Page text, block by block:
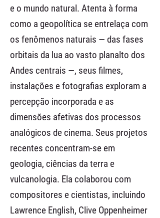
e o mundo natural. Atenta à forma
como a geopolítica se entrelaça com
os fenômenos naturais — das fases
orbitais da lua ao vasto planalto dos
Andes centrais —, seus filmes,
instalações e fotografias exploram a
percepção incorporada e as
dimensões afetivas dos processos
analógicos de cinema. Seus projetos
recentes concentram-se em
geologia, ciências da terra e
vulcanologia. Ela colaborou com
compositores e cientistas, incluindo
Lawrence English, Clive Oppenheimer